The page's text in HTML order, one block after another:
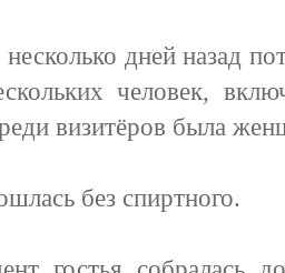
дней назад
человек,
визитёров была
без спиртного.